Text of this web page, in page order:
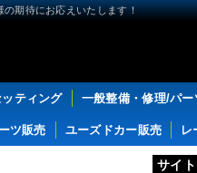
期待にお応えいたします！
ッティング 一般整備・修理/パ
ツ販売 ユーズドカー販売 レ
サイ